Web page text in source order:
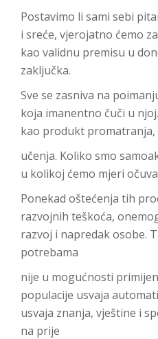
Postavimo li sami sebi
i sreće, vjerojatno ćemo
kao validnu premisu u
zaključka.
Sve se zasniva na
koja imanentno čuči u
kao produkt promatranja,
učenja. Koliko smo
u kolikoj ćemo mjeri
Ponekad oštećenja tih
razvojnih teškoća,
razvoj i napredak osobe.
potrebama
nije u mogućnosti
populacije usvaja
usvaja znanja, vještine i
na prije